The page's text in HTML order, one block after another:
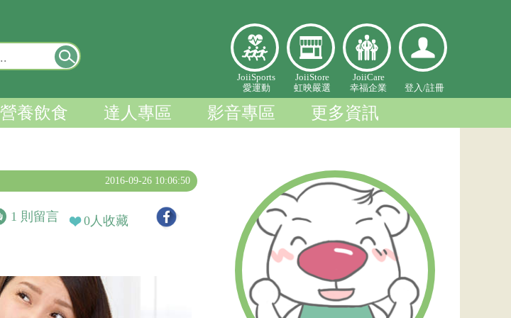
愛
運
動
虹映嚴
選
幸福企
業
人中心
JoiiSports
愛運動
JoiiStore
虹映嚴選
JoiiCare
幸福企業
登入/註冊
營養飲食 達人專區 影音專區 更多資訊
2016-09-26 10:06:50
1 則留言 0人收藏